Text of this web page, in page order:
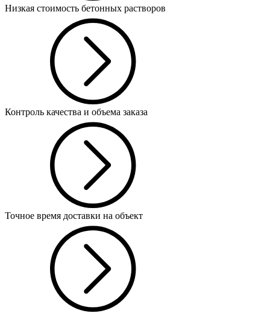
Низкая стоимость бетонных растворов
Контроль качества и объема заказа
Точное время доставки на объект